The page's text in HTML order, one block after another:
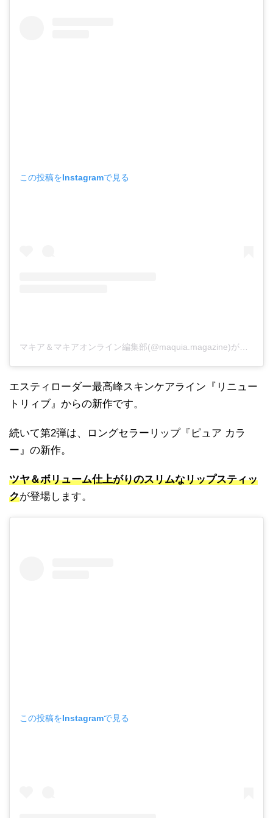
この投稿をInstagramで見る
エスティローダー最高峰スキンケアライン『リニュー
トリィブ』からの新作です。
続いて第2弾は、ロングセラーリップ『ピュア カラ
ー』の新作。
ツヤ＆ボリューム仕上がりのスリムなリップスティッ
クが登場します。
この投稿をInstagramで見る